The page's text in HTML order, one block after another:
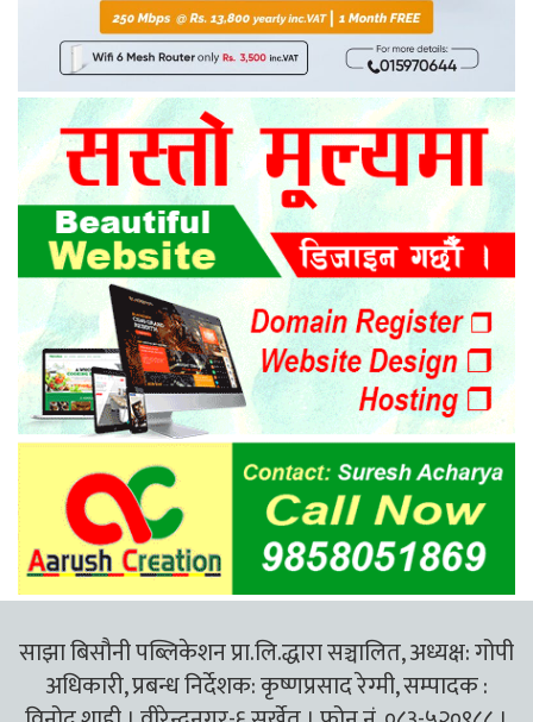
साझा बिसौनी पब्लिकेशन प्रा.लि.द्धारा सञ्चालित, अध्यक्ष: गोपी
अधिकारी, प्रबन्ध निर्देशक: कृष्णप्रसाद रेग्मी, सम्पादक :